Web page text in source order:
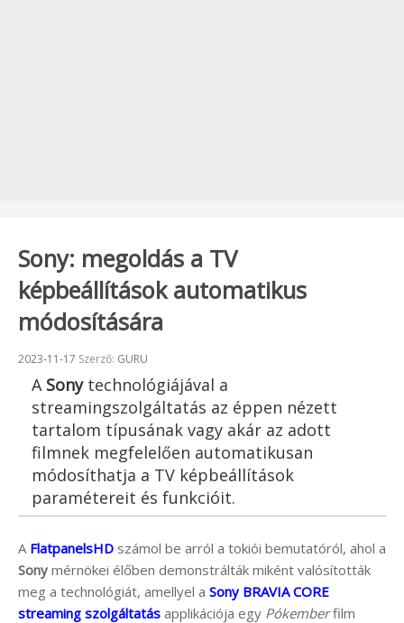
Sony: megoldás a TV
képbeállítások automatikus
módosítására
Beküldve:
2023-11-17 Szerző: GURU
A Sonytechnológiájával a
streamingszolgáltatás az éppen nézett
tartalom típusának vagy akár az adott
filmnek megfelelően automatikusan
módosíthatja a TV képbeállítások
paramétereit és funkcióit.
A FlatpanelsHD számol be arról a tokiói bemutatóról, ahol a
Sony mérnökei élőben demonstrálták miként valósították
meg a technológiát, amellyel a Sony BRAVIA CORE
streaming szolgáltatás applikációja egy Pókemberfilm